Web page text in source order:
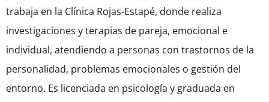
trabaja en la Clínica Rojas-Estapé, donde realiza
investigaciones y terapias de pareja, emocional e
individual, atendiendo a personas con trastornos de la
personalidad, problemas emocionales o gestión del
entorno. Es licenciada en psicología y graduada en